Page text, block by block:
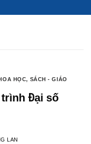
,SÁCH - GIÁO TRÌNH,TIN TỨC
số Tuyến tính